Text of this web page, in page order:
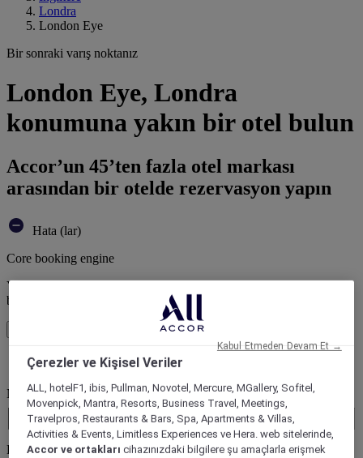
Londra
London Eye
Bir sonraki varış noktanız
London Eye, Londra
konumuna yakın bir otel bulun
Accor’un 45’ten fazla otel markası
arasından bir otelde rezervasyon yapın
Hata (lar)
Core booking engine
You’ll be redirected to Accor website to view available hotels and
book your stay
Hata (lar)
Nereye seyahat ediyorsunuz?
Booking Dates
Konuklarınızı seçin
Çerezler ve Kişisel Veriler
ALL, hotelF1, ibis, Pullman, Novotel, Mercure, MGallery, Sofitel,
Movenpick, Mantra, Resorts, Business Travel, Meetings,
Travelpros, Restaurants & Bars, Spa, Apartments & Villas,
Activities & Events, Limitless Experiences ve Hera. web sitelerinde,
Accor ve ortakları cihazınızdaki bilgilere şu amaçlarla erişmek
Kabul Etmeden Devam Et →